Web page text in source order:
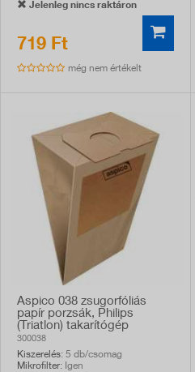
Jelenleg nincs raktáron
719 Ft
még nem értékelt
Aspico 038 zsugorfóliás
papír porzsák, Philips
(Triatlon) takarítógép
kompatibilis, 5db + 1db
mikrofilter
300038
Kiszerelés: 5 db/csomag
Mikrofilter: Igen